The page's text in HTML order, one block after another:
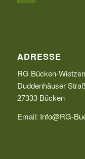
ADRESSE
RG Bücken-
Duddenhäuser
27333 Bücken
Email: Info@RG-